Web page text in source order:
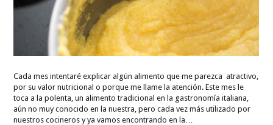
Cada mes intentaré explicar algún alimento que me parezca atractivo,
por su valor nutricional o porque me llame la atención. Este mes le
toca a la polenta, un alimento tradicional en la gastronomía italiana,
aún no muy conocido en la nuestra, pero cada vez más utilizado por
nuestros cocineros y ya vamos encontrando en la…